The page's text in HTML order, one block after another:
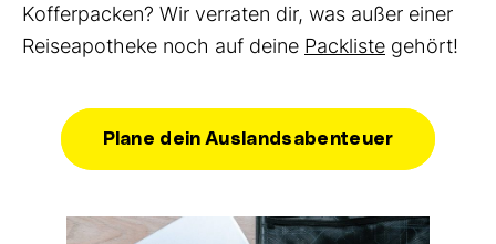
Kofferpacken? Wir verraten dir, was außer einer
Reiseapotheke noch auf deine Packliste gehört!
Plane dein Auslandsabenteuer